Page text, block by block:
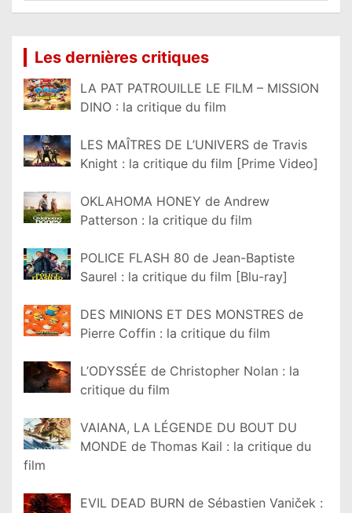
Les dernières critiques
LA PAT PATROUILLE LE FILM – MISSION
DINO : la critique du film
LES MAÎTRES DE L’UNIVERS de Travis
Knight : la critique du film [Prime Video]
OKLAHOMA HONEY de Andrew
Patterson : la critique du film
POLICE FLASH 80 de Jean-Baptiste
Saurel : la critique du film [Blu-ray]
DES MINIONS ET DES MONSTRES de
Pierre Coffin : la critique du film
L’ODYSSÉE de Christopher Nolan : la
critique du film
VAIANA, LA LÉGENDE DU BOUT DU
MONDE de Thomas Kail : la critique du
film
EVIL DEAD BURN de Sébastien Vaniček :